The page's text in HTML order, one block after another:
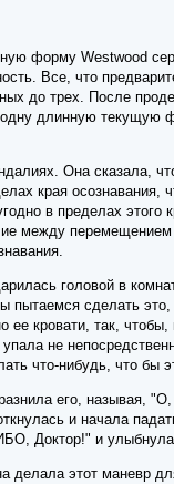
форму Westwood
Все, что
до трех. После
длинную
Она сказала,
края осознавания,
в пределах этого
между
головой в
сделать
кровати, так,
не
что-нибудь, что бы
его, называя, "О,
и начала
Доктор!" и
этот маневр